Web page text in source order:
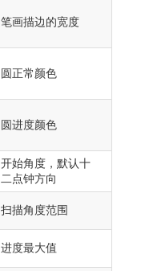
笔画描边的宽度
圆正常颜色
圆进度颜色
开始角度，默认十
二点钟方向
扫描角度范围
进度最大值